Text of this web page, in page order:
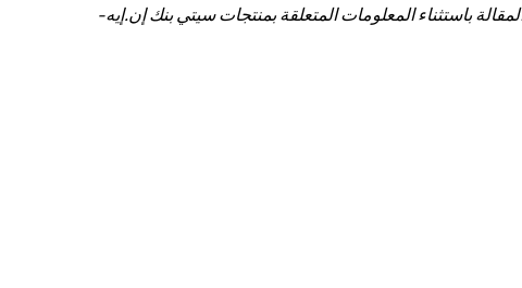
باستثناء المعلومات المتعلقة بمنتجات سيتي بنك إن.إيه-